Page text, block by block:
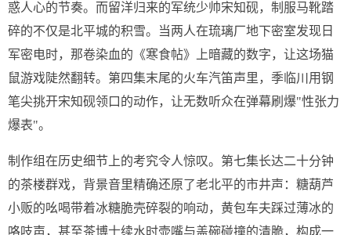
惑人心的节奏。而留洋归来的军统少帅宋知砚，制服马靴踏
碎的不仅是北平城的积雪。当两人在琉璃厂地下密室发现日
军密电时，那卷染血的《寒食帖》上暗藏的数字，让这场猫
鼠游戏陡然翻转。第四集末尾的火车汽笛声里，季临川用钢
笔尖挑开宋知砚领口的动作，让无数听众在弹幕刷爆"性张力
爆表"。
制作组在历史细节上的考究令人惊叹。第七集长达二十分钟
的茶楼群戏，背景音里精确还原了老北平的市井声：糖葫芦
小贩的吆喝带着冰糖脆壳碎裂的响动，黄包车夫踩过薄冰的
咯吱声，甚至茶博士续水时壶嘴与盖碗碰撞的清脆，构成一